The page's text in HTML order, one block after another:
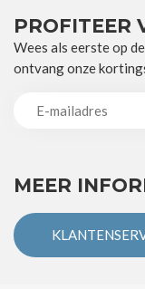
MEER
PROFITEER
Wees als eerste op
ontvang onze